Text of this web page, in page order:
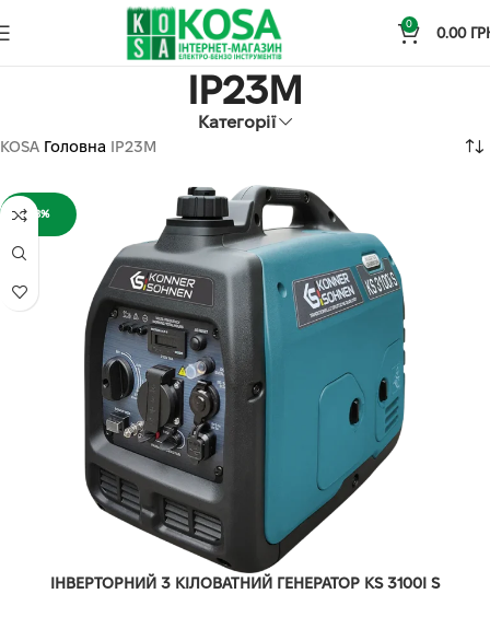
0
0.00
IP23M
Категорії
KOSA Головна IP23M
-8%
ІНВЕРТОРНИЙ 3 КІЛОВАТНИЙ ГЕНЕРАТОР KS 3100I S